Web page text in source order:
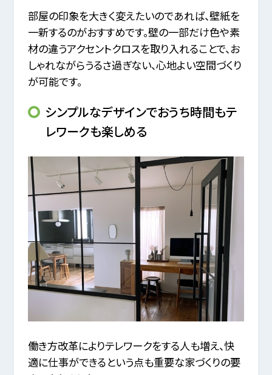
部屋の印象を大きく変えたいのであれば、壁紙を
一新するのがおすすめです。壁の一部だけ色や素
材の違うアクセントクロスを取り入れることで、お
しゃれながらうるさ過ぎない、心地よい空間づくり
が可能です。
シンプルなデザインでおうち時間もテ
レワークも楽しめる
働き方改革によりテレワークをする人も増え、快
適に仕事ができるという点も重要な家づくりの要